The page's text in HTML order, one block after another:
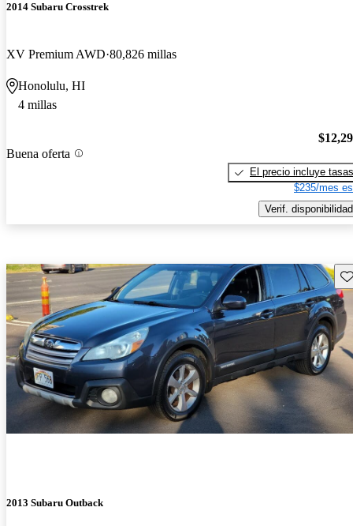
2014 Subaru Crosstrek
XV Premium AWD 80,826 millas
Honolulu, HI
4 millas
Buena oferta
El precio incluye tasas
$235/mes
Verif. disponibilidad
2013 Subaru Outback